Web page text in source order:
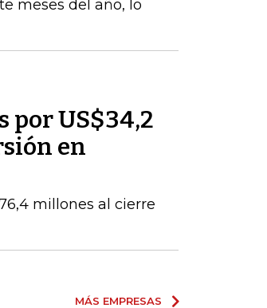
meses del año, lo
por US$34,2
en
millones al cierre
MÁS EMPRESAS